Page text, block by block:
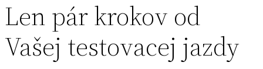
Len pár krokov od
Vašej testovacej jazdy